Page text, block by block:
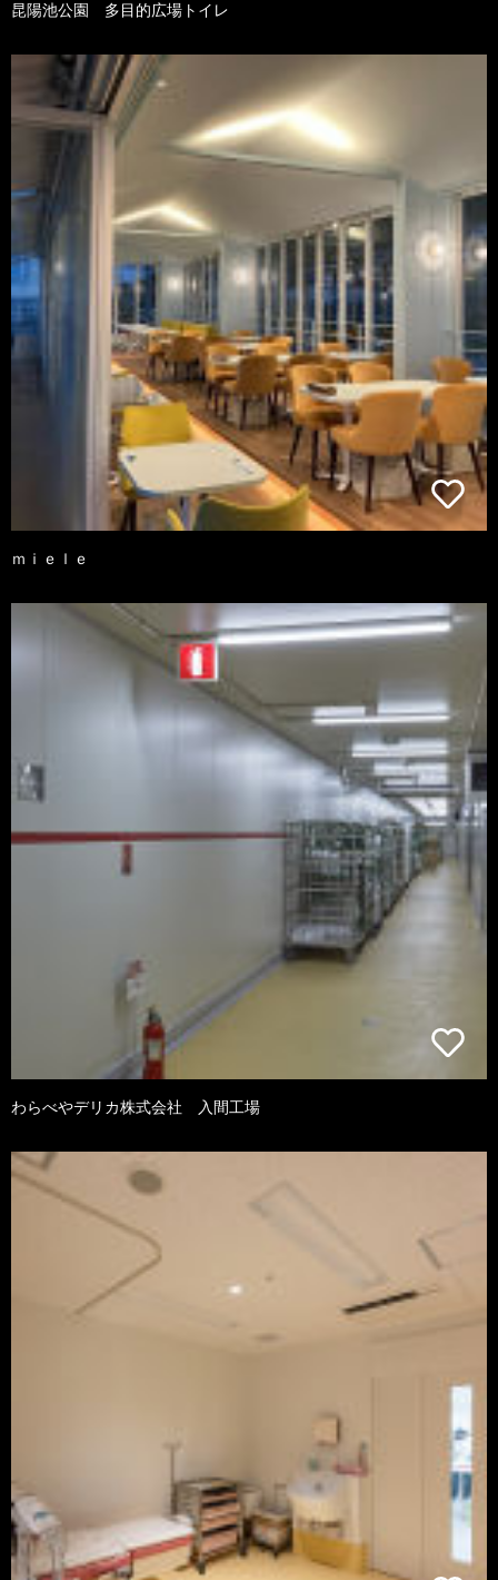
昆陽池公園 多目的広場トイレ
ｍｉｅｌｅ
わらべやデリカ株式会社 入間工場